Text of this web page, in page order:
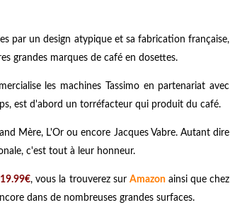
par un design atypique et sa fabrication française,
grandes marques de café en dosettes.
les machines Tassimo en partenariat avec
est d'abord un torréfacteur qui produit du café.
Mère, L'Or ou encore Jacques Vabre. Autant dire
c'est tout à leur honneur.
, vous la trouverez sur Amazonainsi que chez
dans de nombreuses grandes surfaces.